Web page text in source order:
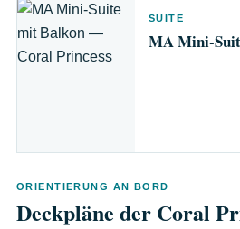
SUITE
MA Mini-
ORIENTIERUNG AN BORD
Deckpläne der Coral